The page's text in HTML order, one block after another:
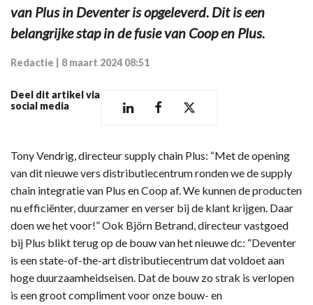
van Plus in Deventer is opgeleverd. Dit is een
belangrijke stap in de fusie van Coop en Plus.
Redactie 8 maart 2024 08:51
Deel dit artikel via
social media
Tony Vendrig, directeur supply chain Plus: “Met de opening
van dit nieuwe vers distributiecentrum ronden we de supply
chain integratie van Plus en Coop af. We kunnen de producten
nu efficiënter, duurzamer en verser bij de klant krijgen. Daar
doen we het voor!” Ook Björn Betrand, directeur vastgoed
bij Plus blikt terug op de bouw van het nieuwe dc: “Deventer
is een state-of-the-art distributiecentrum dat voldoet aan
hoge duurzaamheidseisen. Dat de bouw zo strak is verlopen
is een groot compliment voor onze bouw- en